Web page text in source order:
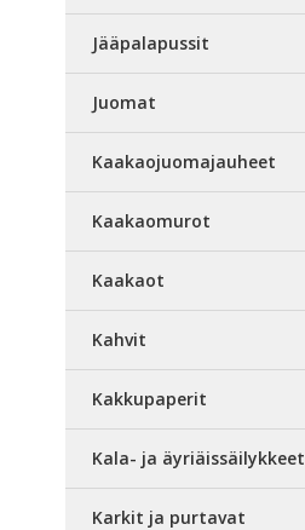
Jääpalapussit
Juomat
Kaakaojuomajauheet
Kaakaomurot
Kaakaot
Kahvit
Kakkupaperit
Kala- ja äyriäissäilykkeet
Karkit ja purtavat